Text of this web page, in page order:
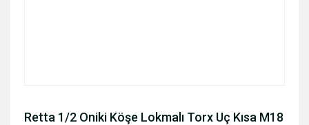
Retta 1/2 Oniki Köşe Lokmalı Torx Uç Kısa M18